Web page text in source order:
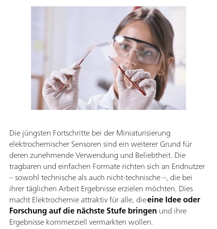
Die jüngsten Fortschritte bei der Miniaturisierung
elektrochemischer Sensoren sind ein weiterer Grund für
deren zunehmende Verwendung und Beliebtheit. Die
tragbaren und einfachen Formate richten sich an Endnutzer
– sowohl technische als auch nicht-technische –, die bei
ihrer täglichen Arbeit Ergebnisse erzielen möchten. Dies
macht Elektrochemie attraktiv für alle, dieeine Idee oder
Forschung auf die nächste Stufe bringen und ihre
Ergebnisse kommerziell vermarkten wollen.